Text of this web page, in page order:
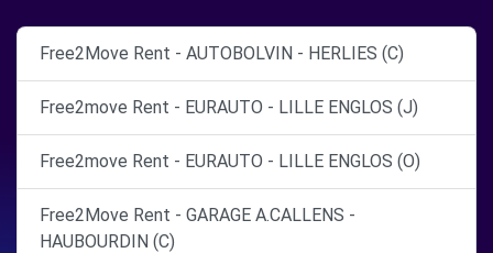
Free2Move Rent - AUTOBOLVIN - HERLIES (C)
Free2move Rent - EURAUTO - LILLE ENGLOS (J)
Free2move Rent - EURAUTO - LILLE ENGLOS (O)
Free2Move Rent - GARAGE A.CALLENS -
HAUBOURDIN (C)